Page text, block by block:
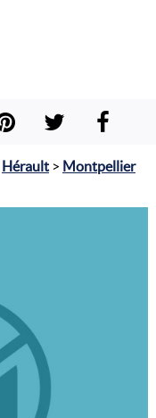
Hérault> Montpellier